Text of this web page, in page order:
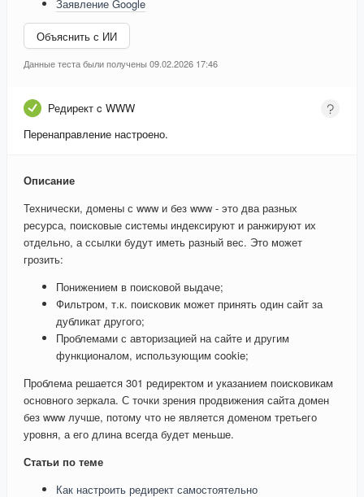
Заявление Google
Объяснить с ИИ
Данные теста были получены 09.02.2026 17:46
Редирект c WWW
Перенаправление настроено.
Описание
Технически, домены с www и без www - это два разных
ресурса, поисковые системы индексируют и ранжируют их
отдельно, а ссылки будут иметь разный вес. Это может
грозить:
Понижением в поисковой выдаче;
Фильтром, т.к. поисковик может принять один сайт за
дубликат другого;
Проблемами с авторизацией на сайте и другим
функционалом, использующим cookie;
Проблема решается 301 редиректом и указанием поисковикам
основного зеркала. С точки зрения продвижения сайта домен
без www лучше, потому что не является доменом третьего
уровня, а его длина всегда будет меньше.
Статьи по теме
Как настроить редирект самостоятельно